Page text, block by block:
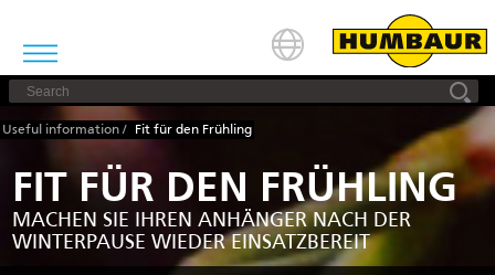
Useful information / Fit für den Frühling
FIT FÜR DEN FRÜHLING
MACHEN SIE IHREN ANHÄNGER NACH DER
WINTERPAUSE WIEDER EINSATZBEREIT